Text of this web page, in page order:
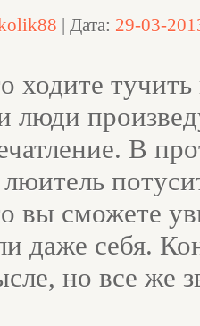
| Дата: 29-03-
ходите
люди
В
вы сможете
даже себя.
но все же